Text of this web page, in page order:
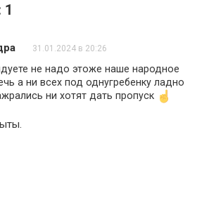
31.01.2024 в 20:26
не надо этоже наше народное
а ни всех под однугребенку ладно
ни хотят дать пропуск